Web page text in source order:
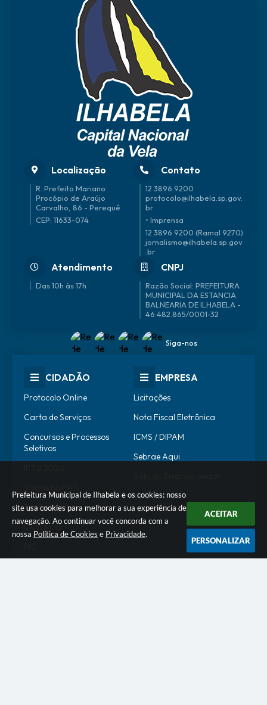
Prefeitura Municipal de Ilhabela e os cookies: nosso
site usa cookies para melhorar a sua experiência de
navegação. Ao continuar você concorda com a
nossa Política de Cookies e Privacidade.
ACEITAR
PERSONALIZAR
Localização
R. Prefeito Mariano
Procópio de Araújo
Carvalho, 86 - Perequê
CEP: 11633-074
Contato
12 3896 9200
protocolo@ilhabela.sp.gov.
br
• Imprensa
12 3896 9200 (Ramal 9270)
jornalismo@ilhabela.sp.gov
.br
Atendimento
Das 10h às 17h
CNPJ
46.482.865/0001-32
Siga-nos
CIDADÃO
Protocolo Online
Carta de Serviços
Concursos e Processos
Seletivos
Telefones Úteis
Ouvidoria
EMPRESA
Licitações
Nota Fiscal Eletrônica
ICMS / DIPAM
Sebrae Aqui
Serviços